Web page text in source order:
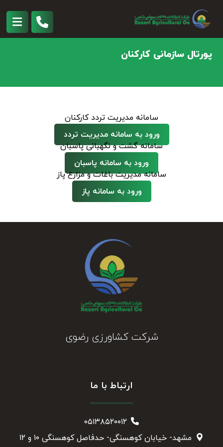
پورتال سازمانی کارکنان
سامانه مدیریت تردد کارکنان
ورود به سامانه مدیریت تردد
سامانه گشت و نگهبانی پاسبان
ورود به سامانه پاسبان
سامانه مدیریت باغات و مزارع پاز
ورود به سامانه پاز
شرکت کشاورزی رضوی
ارتباط با ما
۰۵۱۳۸۵۲۰۰۱۲
مشهد- خیابان کوهسنگی- حدفاصل کوهسنگی ۱۰ و ۱۲